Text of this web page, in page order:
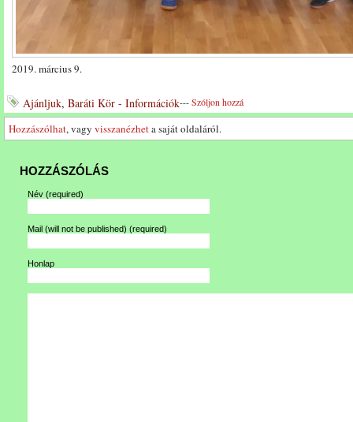
2019. március 9.
Ajánljuk, Baráti Kör - Információk---Szóljon hozzá
Hozzászólhat, vagy visszanézheta saját oldaláról.
HOZZÁSZÓLÁS
Név (required)
Mail (will not be published) (required)
Honlap